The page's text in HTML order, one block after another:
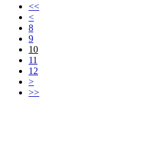
<<
<
8
9
10
11
12
>
>>